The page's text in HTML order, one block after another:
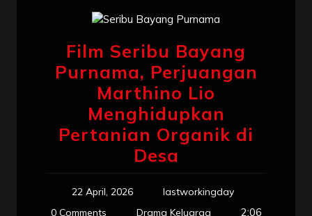
Film Seribu Bayang
Purnama, Perjuangan
Marthino Lio
Menghidupkan
Pertanian Organik di
Desa
22 April, 2026
lastworkingday
0 Comments
Drama Keluarga
2:06